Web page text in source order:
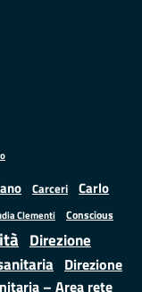
Carceri
Carlo
Clementi Conscious
Direzione
Direzione
– Area rete